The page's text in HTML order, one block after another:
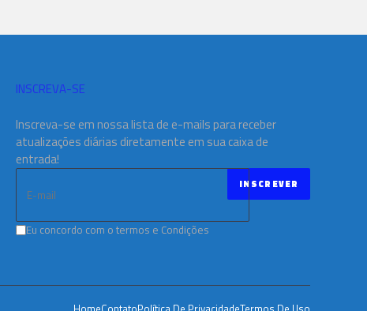
INSCREVA-SE
Inscreva-se em nossa lista de e-mails para receber
atualizações diárias diretamente em sua caixa de
entrada!
Eu concordo com o termos e Condições